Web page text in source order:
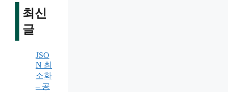
최신
글
JSO
N 최
소화
– 공